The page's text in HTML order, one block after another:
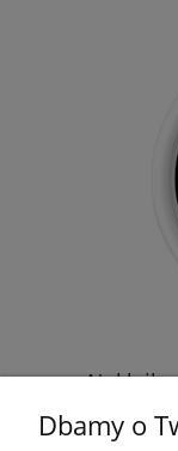
Naklejka
Dbamy o